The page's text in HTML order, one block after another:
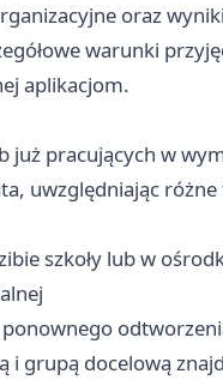
oraz
warunki
aplikacjom.
pracujących w
uwzględniając
szkoły lub w
grupą docelową